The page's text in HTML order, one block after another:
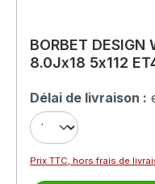
BORBET
8.0Jx18 5x112
Délai de livraison :
Prix TTC, hors frais de